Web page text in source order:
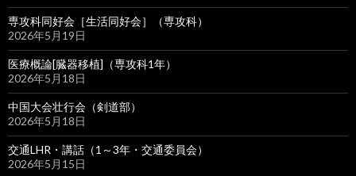
専攻科同好会［生活同好会］（専攻科）
2026年5月19日
医療概論[臓器移植]（専攻科1年）
2026年5月18日
中国大会壮行会（剣道部）
2026年5月18日
交通LHR・講話（1～3年・交通委員会）
2026年5月15日